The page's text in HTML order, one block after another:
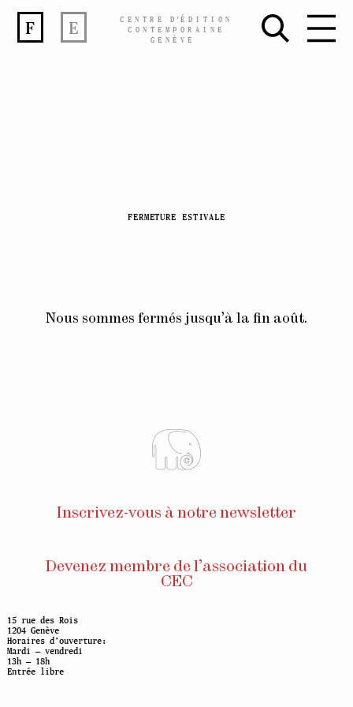
CENTRE D’ÉDITION
CONTEMPORAINE
GENÈVE
FERMETURE ESTIVALE
Nous sommes fermés jusqu’à la fin août.
F E
Inscrivez-vous à notre newsletter
Devenez membre de l’association du
CEC
15 rue des Rois
1204 Genève
Horaires d’ouverture:
Mardi — vendredi
13h — 18h
Entrée libre